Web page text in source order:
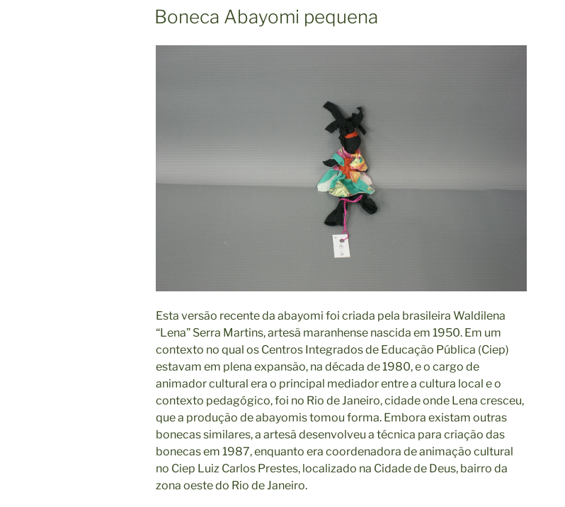
Boneca Abayomi pequena
Esta versão recente da abayomi foi criada pela brasileira Waldilena
“Lena” Serra Martins, artesã maranhense nascida em 1950. Em um
contexto no qual os Centros Integrados de Educação Pública (Ciep)
estavam em plena expansão, na década de 1980, e o cargo de
animador cultural era o principal mediador entre a cultura local e o
contexto pedagógico, foi no Rio de Janeiro, cidade onde Lena cresceu,
que a produção de abayomis tomou forma. Embora existam outras
bonecas similares, a artesã desenvolveu a técnica para criação das
bonecas em 1987, enquanto era coordenadora de animação cultural
no Ciep Luiz Carlos Prestes, localizado na Cidade de Deus, bairro da
zona oeste do Rio de Janeiro.